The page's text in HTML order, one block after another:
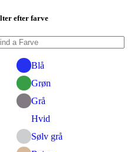
efter farve
Blå
Grøn
Grå
Hvid
Sølv grå